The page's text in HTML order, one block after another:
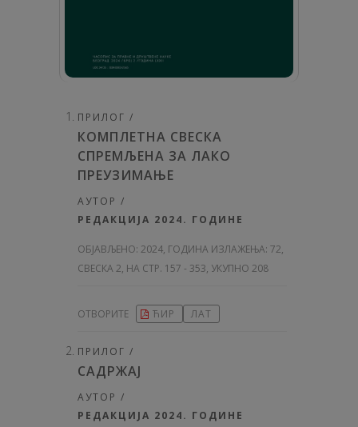
ПРИЛОГ /
КОМПЛЕТНА СВЕСКА
СПРЕМЉЕНА ЗА ЛАКО
ПРЕУЗИМАЊЕ
АУТОР /
РЕДАКЦИЈА 2024. ГОДИНЕ
ОБЈАВЉЕНО: 2024, ГОДИНА ИЗЛАЖЕЊА: 72,
СВЕСКА 2, НА СТР. 157 - 353, УКУПНО 208
ОТВОРИТЕ ЋИР ЛАТ
ПРИЛОГ /
САДРЖАЈ
АУТОР /
РЕДАКЦИЈА 2024. ГОДИНЕ